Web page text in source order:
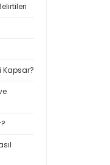
Kapsar?